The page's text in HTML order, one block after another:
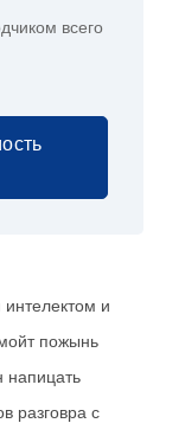
всего
и
пожынь
напицать
разговра с